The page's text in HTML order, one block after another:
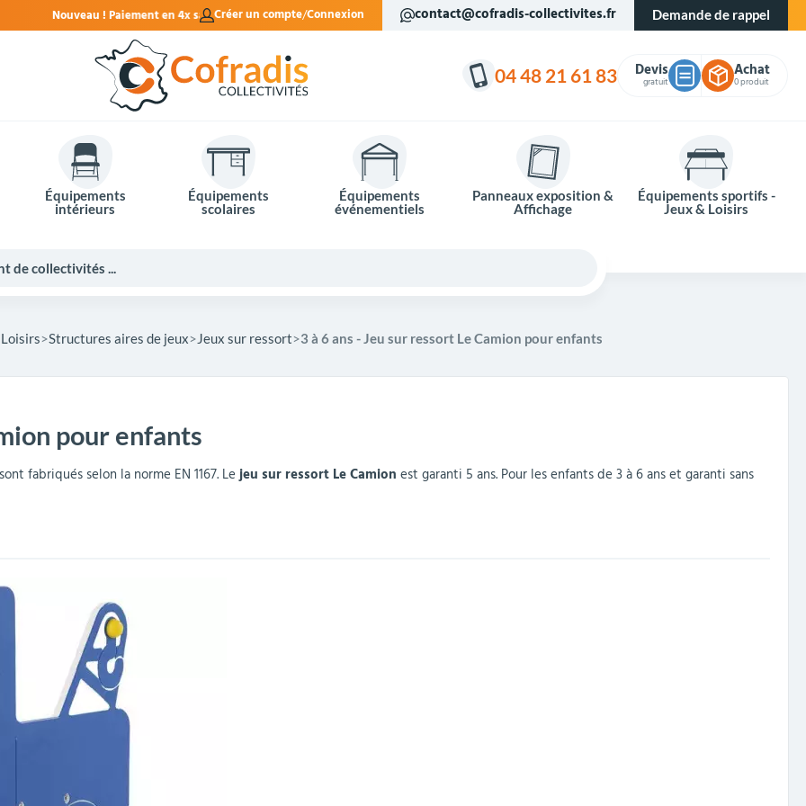
en 4x sans frais. Créer un compte Connexion contact@cofradis-collectivites.fr Demande de rappel
04 48 21 61 83 Devis
gratuit
Achat
0 produit
Équipements
intérieurs
Équipements
scolaires
Équipements
événementiels
Panneaux exposition &
Affichage
Équipements sportifs -
Jeux & Loisirs
Abris fumeurs
parking
Miroirs de sécurité
Mobilier de bureau
Mobilier crèche et
maternelle
Pavoisement
Structures aires de jeux Jeux sur ressort 3 à 6 ans - Jeu sur ressort Le Camion pour enfants
pour enfants
sont fabriqués selon la norme EN 1167. Lejeu sur ressort Le Camion est garanti 5 ans. Pour les enfants de 3 à 6 ans et garanti sans